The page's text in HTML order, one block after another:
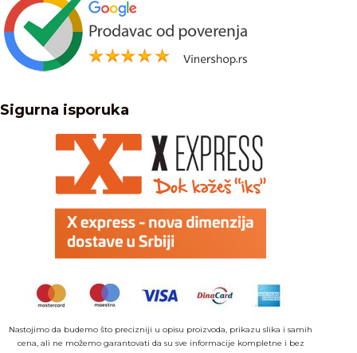
Sigurna isporuka
Nastojimo da budemo što precizniji u opisu proizvoda, prikazu slika i samih
cena, ali ne možemo garantovati da su sve informacije kompletne i bez